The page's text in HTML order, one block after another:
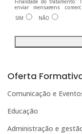
Finalidade do tratamento:
enviar mensagens
relacionadas com os
seu interesse.
contactando-nos para o
Para mais informações,
Deseja receber informação
SIM NÃO
e
r
n
Oferta
Comunicação e
Educação
Administração e